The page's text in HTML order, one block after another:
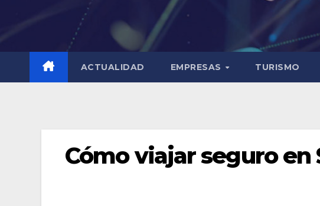
ACTUALIDAD EMPRESAS TURISMO
Cómo viajar seguro en